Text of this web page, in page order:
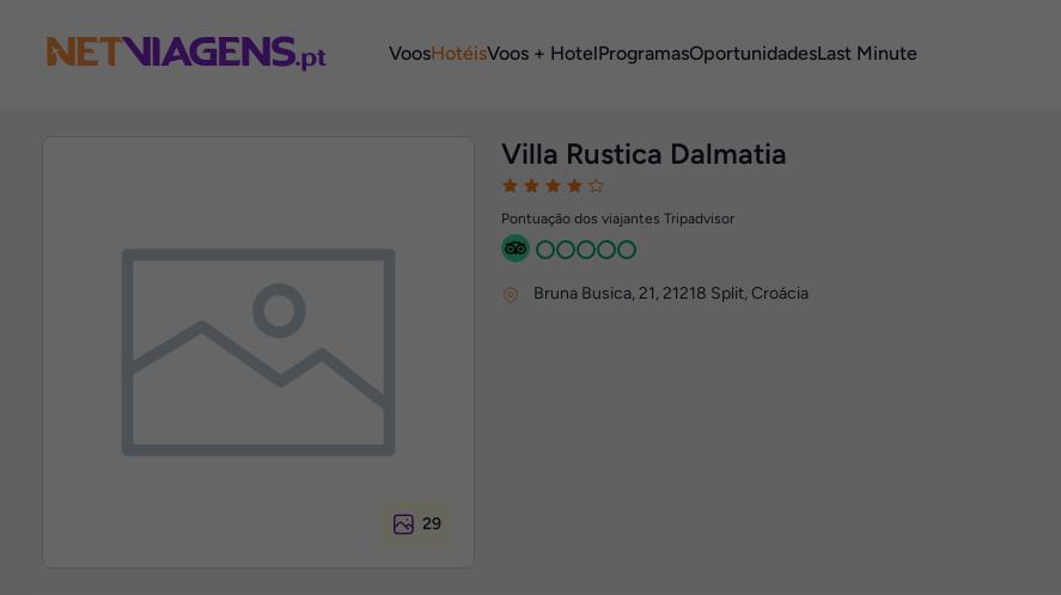
VoosHotéisVoos + HotelProgramasOportunidadesLast Minute
29
Villa Rustica Dalmatia
Pontuação dos viajantes Tripadvisor
Bruna Busica, 21, 21218 Split, Croácia